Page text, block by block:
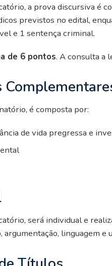
a prova discursiva é
previstos no edital,
e 1 sentença criminal.
de 6 pontos. A consulta a
é composta por:
de vida pregressa e
será individual e
linguagem e